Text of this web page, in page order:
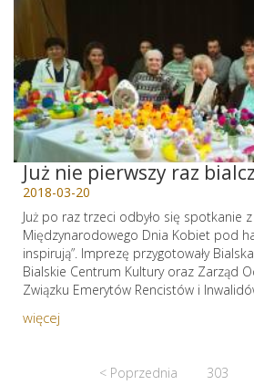
Już nie pierwszy raz
2018-03-20
Już po raz trzeci odbyło się spotkanie
Międzynarodowego Dnia Kobiet pod
inspirują”. Imprezę przygotowały
Bialskie Centrum Kultury oraz Zarząd
Związku Emerytów Rencistów i
więcej
< Poprzednia 303